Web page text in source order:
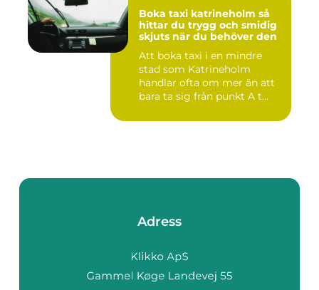
Boka taxi katrineholm så
hittar du trygg och smidig
skjuts när du behöver den
Att boka taxi i en mindre
stad som Katrineholm
handlar ofta om mer än att
bara ta sig från punkt A t...
Adress